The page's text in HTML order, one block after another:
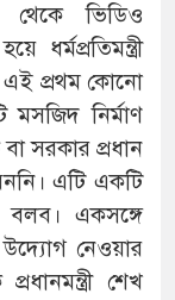
থেকে ভিডিও
ধর্মপ্রতিমন্ত্রী
এই প্রথম কোনো
মসজিদ নির্মাণ
সরকার প্রধান
এটি একটি
বলব। একসঙ্গে
উদ্যোগ নেওয়ার
শেখ